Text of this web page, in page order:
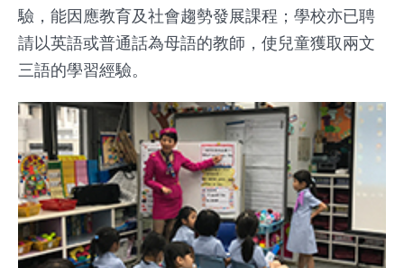
驗，能因應教育及社會趨勢發展課程；學校亦已聘
請以英語或普通話為母語的教師，使兒童獲取兩文
三語的學習經驗。